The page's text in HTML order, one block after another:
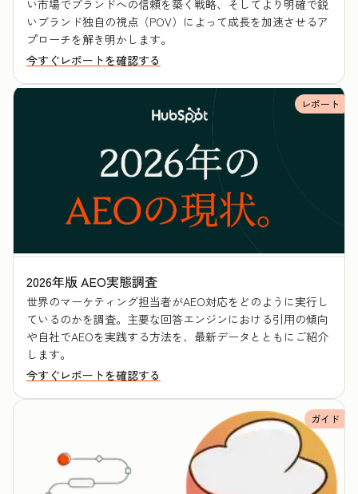
い市場でブランドへの信頼を築く戦略、そしてより明確で鋭
いブランド独自の視点（POV）によって成長を加速させるア
プローチを解き明かします。
今すぐレポートを確認する
レポート
2026年版 AEO実態調査
世界のマーケティング担当者がAEO対応をどのように実行し
ているのかを調査。主要な回答エンジンにおける引用の傾向
や自社でAEOを実践する方法を、最新データとともにご紹介
します。
今すぐレポートを確認する
ガイド